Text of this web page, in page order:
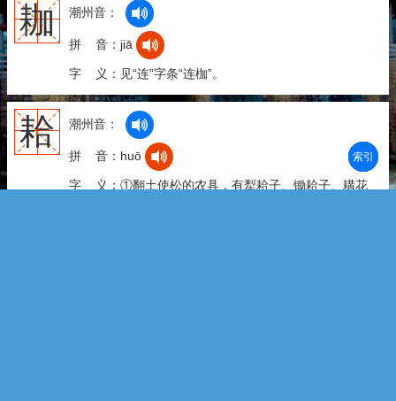
耞 潮州音：
拼 音：jiā
字 义：见“连”字条“连枷”。
耠 潮州音：
拼 音：huō
字 义：①翻土使松的农具，有犁耠子、锄耠子、耩花
部首
笔划
拼音
潮拼